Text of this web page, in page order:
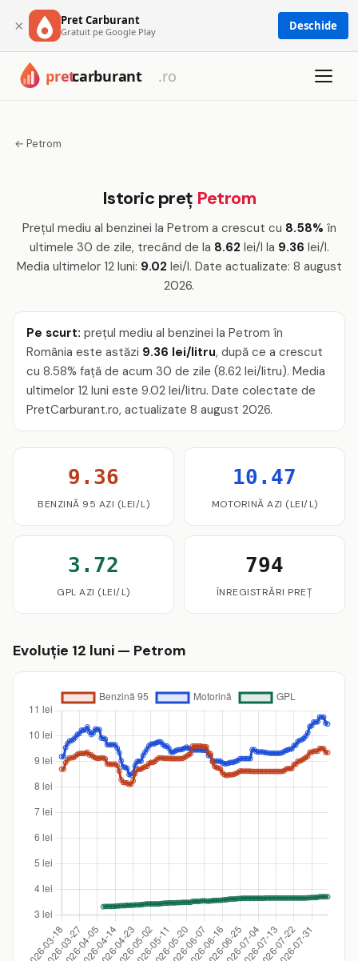
× Pret Carburant
Gratuit pe Google Play Deschide
← Petrom
Istoric preț Petrom
Prețul mediu al benzinei la Petrom a crescut cu 8.58% în
ultimele 30 de zile, trecând de la 8.62 lei/l la 9.36 lei/l.
Media ultimelor 12 luni: 9.02 lei/l. Date actualizate: 8 august
2026.
Pe scurt: prețul mediu al benzinei la Petrom în
România este astăzi 9.36 lei/litru, după ce a crescut
cu 8.58% față de acum 30 de zile (8.62 lei/litru). Media
ultimelor 12 luni este 9.02 lei/litru. Date colectate de
PretCarburant.ro, actualizate 8 august 2026.
9.36
BENZINĂ 95 AZI (LEI/L)
10.47
MOTORINĂ AZI (LEI/L)
3.72
GPL AZI (LEI/L)
794
ÎNREGISTRĂRI PREȚ
Evoluție 12 luni — Petrom